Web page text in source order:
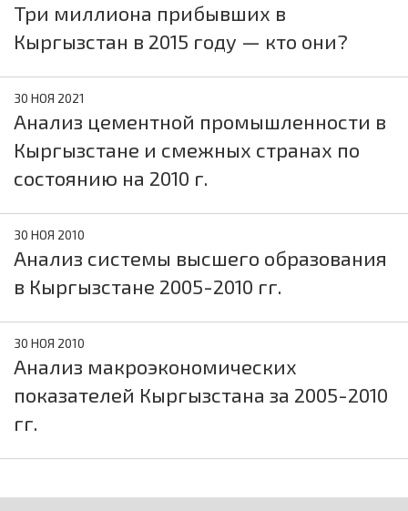
Три миллиона прибывших в
Кыргызстан в 2015 году — кто они?
30 НОЯ 2021
Анализ цементной промышленности в
Кыргызстане и смежных странах по
состоянию на 2010 г.
30 НОЯ 2010
Анализ системы высшего образования
в Кыргызстане 2005-2010 гг.
30 НОЯ 2010
Анализ макроэкономических
показателей Кыргызстана за 2005-2010
гг.